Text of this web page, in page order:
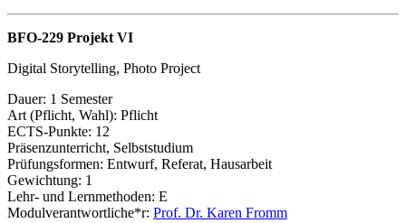
BFO-229 Projekt VI
Digital Storytelling, Photo Project
Dauer: 1 Semester
Art (Pflicht, Wahl): Pflicht
ECTS-Punkte: 12
Präsenzunterricht, Selbststudium
Prüfungsformen: Entwurf, Referat, Hausarbeit
Gewichtung: 1
Lehr- und Lernmethoden: E
Modulverantwortliche*r: Prof. Dr. Karen Fromm